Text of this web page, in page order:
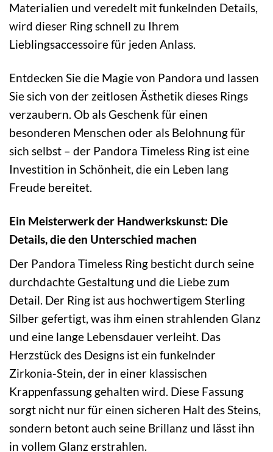
Materialien und veredelt mit funkelnden Details,
wird dieser Ring schnell zu Ihrem
Lieblingsaccessoire für jeden Anlass.
Entdecken Sie die Magie von Pandora und lassen
Sie sich von der zeitlosen Ästhetik dieses Rings
verzaubern. Ob als Geschenk für einen
besonderen Menschen oder als Belohnung für
sich selbst – der Pandora Timeless Ring ist eine
Investition in Schönheit, die ein Leben lang
Freude bereitet.
Ein Meisterwerk der Handwerkskunst: Die
Details, die den Unterschied machen
Der Pandora Timeless Ring besticht durch seine
durchdachte Gestaltung und die Liebe zum
Detail. Der Ring ist aus hochwertigem Sterling
Silber gefertigt, was ihm einen strahlenden Glanz
und eine lange Lebensdauer verleiht. Das
Herzstück des Designs ist ein funkelnder
Zirkonia-Stein, der in einer klassischen
Krappenfassung gehalten wird. Diese Fassung
sorgt nicht nur für einen sicheren Halt des Steins,
sondern betont auch seine Brillanz und lässt ihn
in vollem Glanz erstrahlen.